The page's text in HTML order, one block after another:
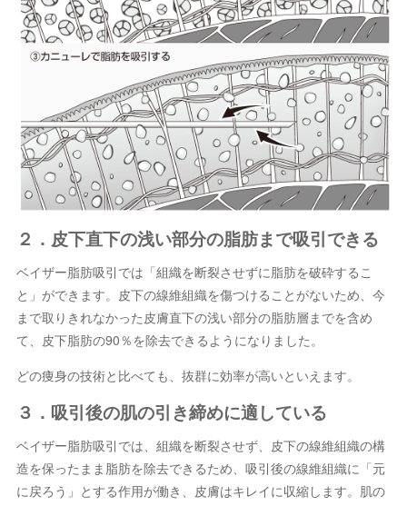
２．皮下直下の浅い部分の脂肪まで吸引できる
ベイザー脂肪吸引では「組織を断裂させずに脂肪を破砕するこ
と」ができます。皮下の線維組織を傷つけることがないため、今
まで取りきれなかった皮膚直下の浅い部分の脂肪層までを含め
て、皮下脂肪の90％を除去できるようになりました。
どの痩身の技術と比べても、抜群に効率が高いといえます。
３．吸引後の肌の引き締めに適している
ベイザー脂肪吸引では、組織を断裂させず、皮下の線維組織の構
造を保ったまま脂肪を除去できるため、吸引後の線維組織に「元
に戻ろう」とする作用が働き、皮膚はキレイに収縮します。肌の